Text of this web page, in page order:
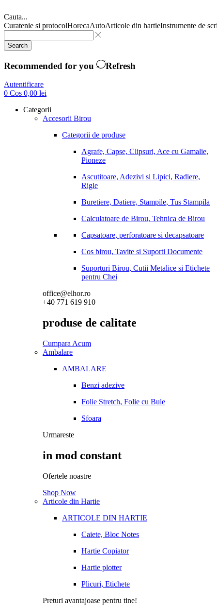
Cauta...
Curatenie si protocolHorecaAutoArticole din hartieInstrumente de
Search
Recommended for you Refresh
Autentificare
0 Cos 0,00 lei
Categorii
Accesorii Birou
Categorii de produse
Agrafe, Capse, Clipsuri, Ace cu Gamalie,
Pioneze
Ascutitoare, Adezivi si Lipici, Radiere,
Rigle
Buretiere, Datiere, Stampile, Tus Stampila
Calculatoare de Birou, Tehnica de Birou
Capsatoare, perforatoare si decapsatoare
Cos birou, Tavite si Suporti Documente
Suporturi Birou, Cutii Metalice si Etichete
pentru Chei
office@elhor.ro
+40 771 619 910
produse de calitate
Cumpara Acum
Ambalare
AMBALARE
Benzi adezive
Folie Stretch, Folie cu Bule
Sfoara
Urmareste
in mod constant
Ofertele noastre
Shop Now
Articole din Hartie
ARTICOLE DIN HARTIE
Caiete, Bloc Notes
Hartie Copiator
Hartie plotter
Plicuri, Etichete
Preturi avantajoase pentru tine!